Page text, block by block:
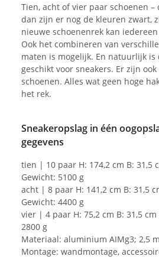
Tien, acht of vier paar schoenen –
dan zijn er nog de kleuren zwart,
nieuwe schoenenrek kan
Ook het combineren van
maten is mogelijk. En natuurlijk
geschikt voor sneakers. Er zijn
schoenen. Alles wat geen hoge
het rek.
Sneakeropslag in één
gegevens
tien | 10 paar H: 174,2 cm B: 31,5
Gewicht: 5100 g
acht | 8 paar H: 141,2 cm B: 31,5
Gewicht: 4400 g
vier | 4 paar H: 75,2 cm B: 31,5 cm
2800 g
Materiaal: aluminium AIMg3; 2,5
Montage: wandmontage,